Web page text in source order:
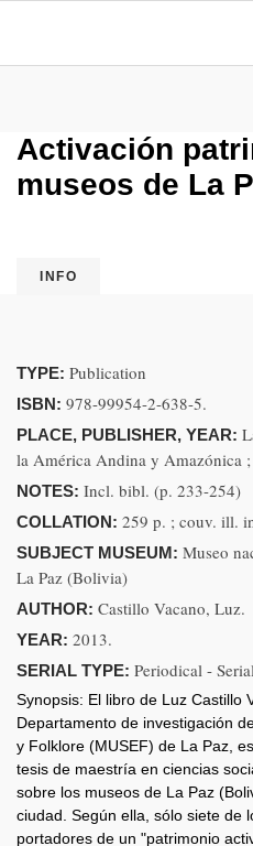
Activación
museos de La
INFO
TYPE: Publication
ISBN: 978-99954-2-638-5.
PLACE, PUBLISHER, YEAR:
la América Andina y Amazónica
NOTES: Incl. bibl. (p. 233-254)
COLLATION: 259 p. ; couv. ill.
SUBJECT MUSEUM: Museo
La Paz (Bolivia)
AUTHOR: Castillo Vacano, Luz.
YEAR: 2013.
SERIAL TYPE: Periodical -
Synopsis: El libro de Luz Castillo
Departamento de investigación
y Folklore (MUSEF) de La Paz,
tesis de maestría en ciencias
sobre los museos de La Paz
ciudad. Según ella, sólo siete de
portadores de un "patrimonio